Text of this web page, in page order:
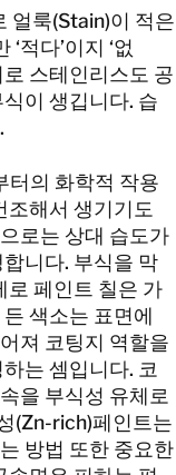
얼룩(Stain)이 적은
적다’이지 ‘없
스테인리스도 공
이 생깁니다. 습
터의 화학적 작용
조해서 생기기도
로는 상대 습도가
니다. 부식을 막
로 페인트 칠은 가
색소는 표면에
져 코팅지 역할을
는 셈입니다. 코
을 부식성 유체로
(Zn-rich)페인트는
방법 또한 중요한